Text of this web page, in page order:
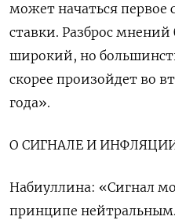
может начаться
ставки. Разброс мнений
широкий, но
скорее произойдет во
года».
О СИГНАЛЕ И
Набиуллина: «Сигнал
принципе